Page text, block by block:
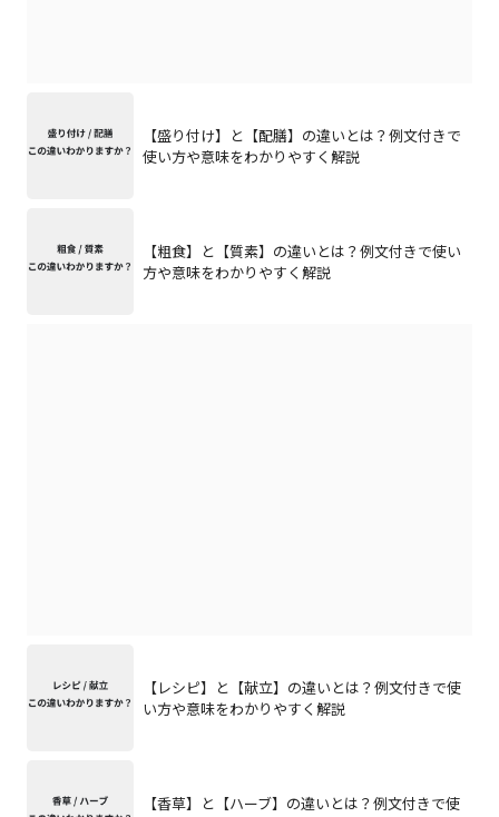
【盛り付け】と【配膳】の違いとは？例文付きで
使い方や意味をわかりやすく解説
【粗食】と【質素】の違いとは？例文付きで使い
方や意味をわかりやすく解説
【レシピ】と【献立】の違いとは？例文付きで使
い方や意味をわかりやすく解説
【香草】と【ハーブ】の違いとは？例文付きで使